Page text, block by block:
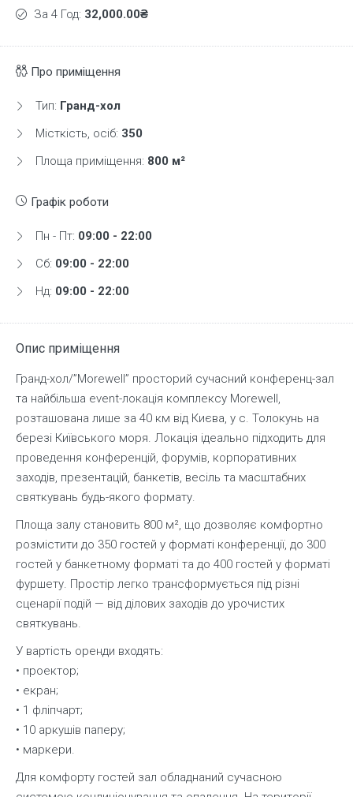
За 4 Год: 32,000.00₴
Про приміщення
Тип: Гранд-хол
Місткість, осіб: 350
Площа приміщення: 800 м²
Графік роботи
Пн - Пт: 09:00 - 22:00
Сб: 09:00 - 22:00
Нд: 09:00 - 22:00
Опис приміщення
Гранд-хол/”Morewell” просторий сучасний конференц-зал
та найбільша event-локація комплексу Morewell,
розташована лише за 40 км від Києва, у с. Толокунь на
березі Київського моря. Локація ідеально підходить для
проведення конференцій, форумів, корпоративних
заходів, презентацій, банкетів, весіль та масштабних
святкувань будь-якого формату.
Площа залу становить 800 м², що дозволяє комфортно
розмістити до 350 гостей у форматі конференції, до 300
гостей у банкетному форматі та до 400 гостей у форматі
фуршету. Простір легко трансформується під різні
сценарії подій — від ділових заходів до урочистих
святкувань.
У вартість оренди входять:
• проектор;
• екран;
• 1 фліпчарт;
• 10 аркушів паперу;
• маркери.
Для комфорту гостей зал обладнаний сучасною